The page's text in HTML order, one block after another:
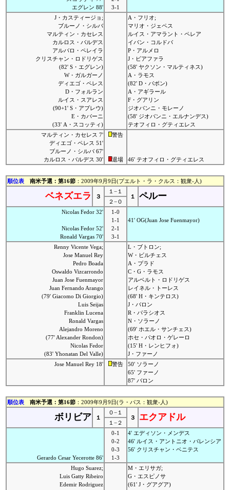
エグレン 88'
3-1
J・カスティージョ;
ブルーノ・シルバ
マルティン・カセレス
カルロス・バルデス
アルバロ・ペレイラ
クリスチャン・ロドリゲス
(82' S・エグレン)
W・ガルガーノ
ディエゴ・ペレス
D・フォルラン
ルイス・スアレス
(90+1' S・アブレウ)
E・カバーニ
(33' A・スコッティ)
A・フリオ;
マリオ・ジェペス
ルイス・アマラント・ペレア
イバン・コルドバ
P・アルメロ
J・ビアファラ
(58' ヤクソン・マルティネス)
A・ラモス
(82' D・パボン)
A・アギラール
F・グアリン
ジオバンニ・モレーノ
(58' ジオバンニ・エルナンデス)
テオフィロ・グティエレス
マルティン・カセレス 7'
ディエゴ・ペレス 51'
ブルーノ・シルバ 67'
カルロス・バルデス 30'
警告
退場 46' テオフィロ・グティエレス
順位表 南米予選：第16節 ：2009年9月9日(プエルト・ラ・クルス：観衆-人)
ベネズエラ ３
１−１
１
ペルー
２−０
Nicolas Fedor 32'
Nicolas Fedor 52'
Ronald Vargas 70'
1-0
1-1
2-1
3-1
41' OG(Juan Jose Fuenmayor)
Renny Vicente Vega;
Jose Manuel Rey
Pedro Boada
Oswaldo Vizcarrondo
Juan Jose Fuenmayor
Juan Fernando Arango
(79' Giacomo Di Giorgio)
Luis Seijas
Franklin Lucena
Ronald Vargas
Alejandro Moreno
(77' Alexander Rondon)
Nicolas Fedor
(83' Yhonatan Del Valle)
L・ブトロン;
W・ビルチェス
A・プラド
C・G・ラモス
アルベルト・ロドリゲス
レイネル・トーレス
(68' H・キンテロス)
J・バロン
R・パラシオス
N・ソラーノ
(69' ホエル・サンチェス)
ホセ・パオロ・ゲレーロ
(15' H・レンヒフォ)
J・ファーノ
Jose Manuel Rey 18'
警告
50' ソラーノ
65' ファーノ
87' バロン
順位表 南米予選：第16節 ：2009年9月9日(ラ・パス：観衆-人)
ボリビア １
０−１
３
エクアドル
１−２
Gerardo Cesar Yecerotte 86'
0-1
0-2
0-3
1-3
4' エディソン・メンデス
46' ルイス・アントニオ・バレンシア
56' クリスチャン・ベニテス
Hugo Suarez;
Luis Gatty Ribeiro
Edemir Rodriguez
M・エリサガ;
G・エスピノサ
(61' J・グアグア)